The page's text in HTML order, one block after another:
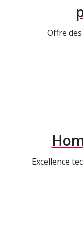
Offre
Excellence